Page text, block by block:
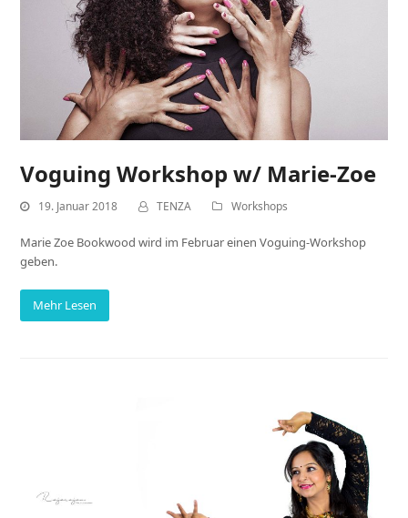
Voguing Workshop w/ Marie-Zoe
19. Januar 2018 TENZA Workshops
Marie Zoe Bookwood wird im Februar einen Voguing-Workshop
geben.
Mehr Lesen